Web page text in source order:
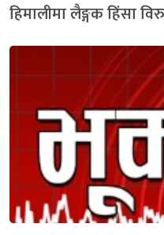
हिमालीमा लैङ्गक हिंसा